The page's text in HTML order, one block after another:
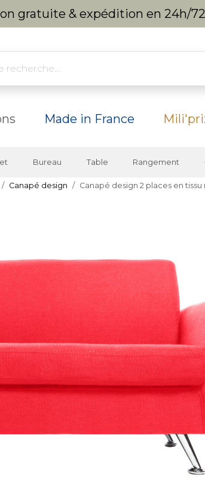
gratuite & expédition en 24h/
Made in France
Bureau Table Rangement
Canapé design Canapé design 2 places en